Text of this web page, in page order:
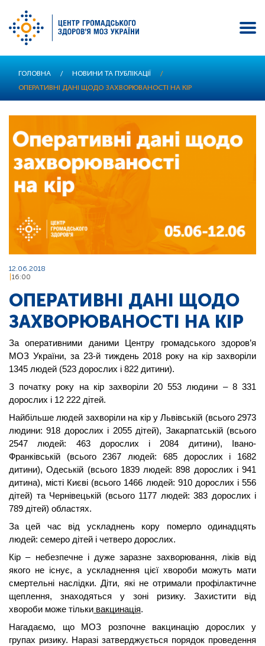
основного
ГОЛОВНА / НОВИНИ ТА ПУБЛІКАЦІЇ
/
ОПЕРАТИВНІ ДАНІ ЩОДО ЗАХВОРЮВАНОСТІ НА КІР
12.06.2018
16:00
ОПЕРАТИВНІ ДАНІ ЩОДО
ЗАХВОРЮВАНОСТІ НА КІР
За оперативними даними Центру громадського здоров’я
МОЗ України, за 23-й тиждень 2018 року на кір захворіли
1345 людей (523 дорослих і 822 дитини).
З початку року на кір захворіли 20 553 людини – 8 331
дорослих і 12 222 дітей.
Найбільше людей захворіли на кір у Львівській (всього 2973
людини: 918 дорослих і 2055 дітей), Закарпатській (всього
2547 людей: 463 дорослих і 2084 дитини), Івано-
Франківській (всього 2367 людей: 685 дорослих і 1682
дитини), Одеській (всього 1839 людей: 898 дорослих і 941
дитина), місті Києві (всього 1466 людей: 910 дорослих і 556
дітей) та Чернівецькій (всього 1177 людей: 383 дорослих і
789 дітей) областях.
За цей час від ускладнень кору померло одинадцять
людей: семеро дітей і четверо дорослих.
Кір – небезпечне і дуже заразне захворювання, ліків від
якого не існує, а ускладнення цієї хвороби можуть мати
смертельні наслідки. Діти, які не отримали профілактичне
щеплення, знаходяться у зоні ризику. Захистити від
хвороби може тільки вакцинація.
Нагадаємо, що МОЗ розпочне вакцинацію дорослих у
групах ризику. Наразі затверджується порядок проведення